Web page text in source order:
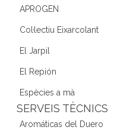
APROGEN
Col·lectiu Eixarcolant
El Jarpil
El Repión
Espècies a mà
SERVEIS TÈCNICS
Aromáticas del Duero